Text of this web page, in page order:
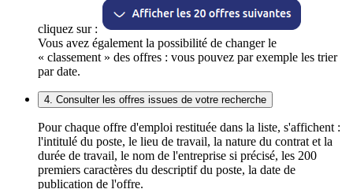
cliquez sur :
Vous avez également la possibilité de changer le
« classement » des offres : vous pouvez par exemple les trier
par date.
4. Consulter les offres issues de votre recherche
Pour chaque offre d'emploi restituée dans la liste, s'affichent :
l'intitulé du poste, le lieu de travail, la nature du contrat et la
durée de travail, le nom de l'entreprise si précisé, les 200
premiers caractères du descriptif du poste, la date de
publication de l'offre.